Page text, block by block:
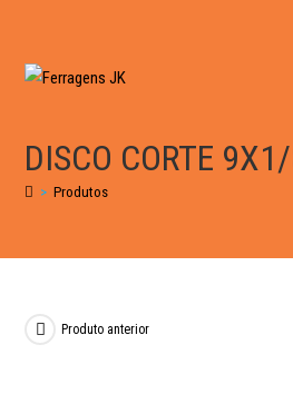
DISCO CORTE
> Produtos
Produto anterior